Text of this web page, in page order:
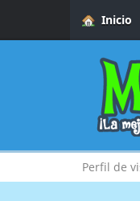
Inicio
Perfil de